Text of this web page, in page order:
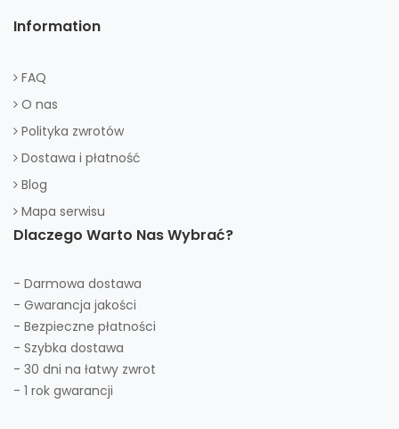
Information
FAQ
O nas
Polityka zwrotów
Dostawa i płatność
Blog
Mapa serwisu
Dlaczego Warto Nas Wybrać?
- Darmowa dostawa
- Gwarancja jakości
- Bezpieczne płatności
- Szybka dostawa
- 30 dni na łatwy zwrot
- 1 rok gwarancji